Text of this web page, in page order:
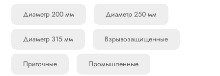
Диаметр 200 мм Диаметр 250 мм
Диаметр 315 мм Взрывозащищенные
Приточные Промышленные